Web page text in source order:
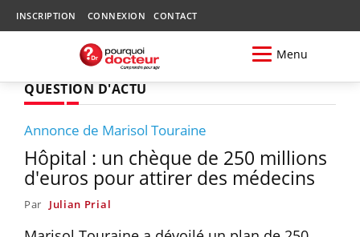
INSCRIPTION CONNEXION CONTACT
Menu
QUESTION D'ACTU
Annonce de Marisol Touraine
Hôpital : un chèque de 250 millions
d'euros pour attirer des médecins
Par Julian Prial